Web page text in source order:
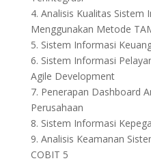
4. Analisis Kualitas Sistem
Menggunakan Metode
5. Sistem Informasi
6. Sistem Informasi
Agile Development
7. Penerapan Dashboard
Perusahaan
8. Sistem Informasi
9. Analisis Keamanan
COBIT 5